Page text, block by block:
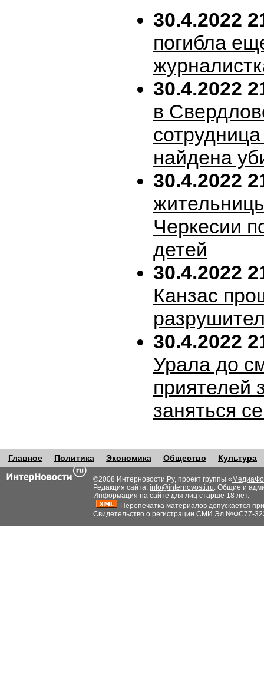
30.4.2022
погибла
30.4.2022
в
найдена
30.4.2022
Черкесии
детей
30.4.2022
Канзас
30.4.2022
Урала до
приятелей
заняться
Главное Политика Экономика Общество Культура
©2008 Интерновости.Ру, проект группы «
Редакция сайта: info@internovosti.ru. Общие и
Информация на сайте для лиц старше 18 лет.
Перепечатка материалов допускается
Свидетельство о регистрации СМИ Эл №ФС77-